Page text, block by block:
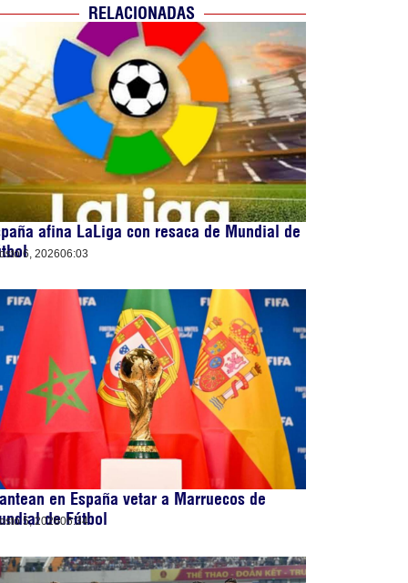
RELACIONADAS
afina LaLiga con resaca de Mundial de
6, 202606:03
en España vetar a Marruecos de
de Fútbol
5, 202606:34